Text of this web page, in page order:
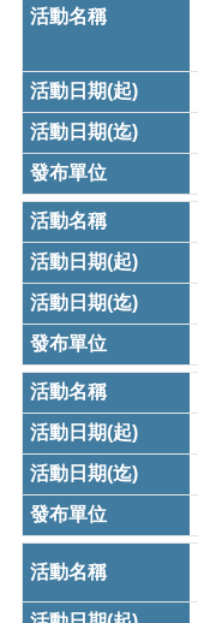
搜
本
區
介
紹
訊
息
公
告
生
活
便
民
資
訊
機
關
通